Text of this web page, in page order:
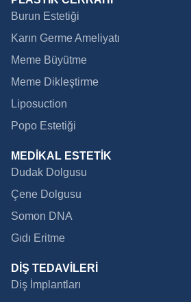
Burun Estetiği
Karın Germe Ameliyatı
Meme Büyütme
Meme Dikleştirme
Liposuction
Popo Estetiği
MEDİKAL ESTETİK
Dudak Dolgusu
Çene Dolgusu
Somon DNA
Gıdı Eritme
DİŞ TEDAVİLERİ
Diş İmplantları